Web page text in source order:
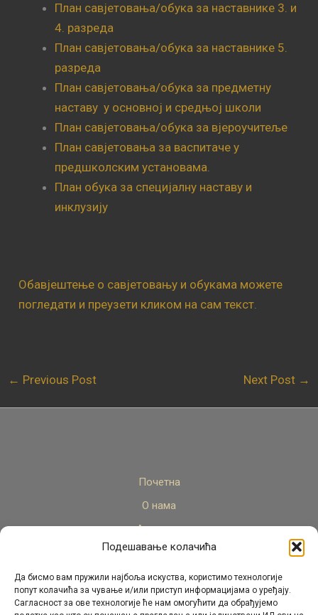
Подешавање колачића
Да бисмо вам пружили најбоља искуства, користимо технологије
попут колачића за чување и/или приступ информацијама о уређају.
Сагласност за ове технологије ће нам омогућити да обрађујемо
План савјетовања/обука за наставнике 3. и
4. разреда
План савјетовања/обука за наставнике 5.
разреда
План савјетовања/обука за предметну
наставу у основној и средњој школи
План савјетовања/обука за вјероучитеље
План савјетовања за васпитаче у
предшколским установама.
План обука за специјалну наставу и
инклузију
Обавјештење о савјетовању и обукама можете
погледати и преузети кликом на сам текст
← Previous Post Next Post →
Почетна
О нама
Актуелно
Стручни кадар
Пројекти
Архива